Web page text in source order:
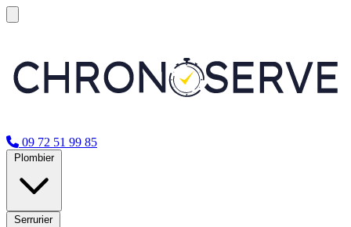
09 72 51 99 85
Plombier
Serrurier